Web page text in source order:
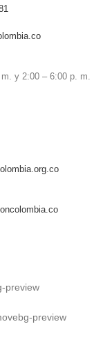
y 2:00 – 6:00 p. m.